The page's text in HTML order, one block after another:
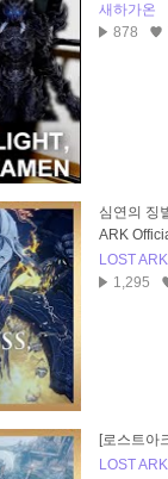
새하가온
878
심연의 징
ARK
LOST ARK
1,295
[로스트아
LOST ARK